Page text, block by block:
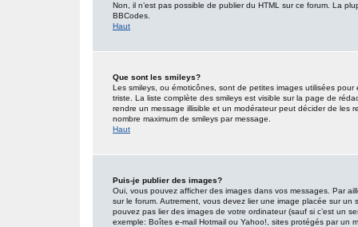
Non, il n’est pas possible de publier du HTML sur ce forum. La
BBCodes.
Haut
Que sont les smileys?
Les smileys, ou émoticônes, sont de petites images utilisées
triste. La liste complète des smileys est visible sur la page de
rendre un message illisible et un modérateur peut décider de les
nombre maximum de smileys par message.
Haut
Puis-je publier des images?
Oui, vous pouvez afficher des images dans vos messages. Par
sur le forum. Autrement, vous devez lier une image placée sur
pouvez pas lier des images de votre ordinateur (sauf si c’est un
exemple: Boîtes e-mail Hotmail ou Yahoo!, sites protégés par un